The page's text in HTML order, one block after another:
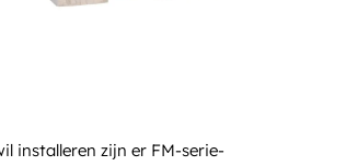
installeren zijn er FM-serie-